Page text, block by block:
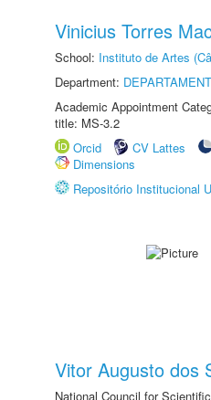
Vinicius Torres
School: Instituto de Artes
Department:
Academic Appointment
title: MS-3.2
Orcid
CV Lattes
Dimensions
Repositório Institucional
Vitor Augusto dos
National Council for